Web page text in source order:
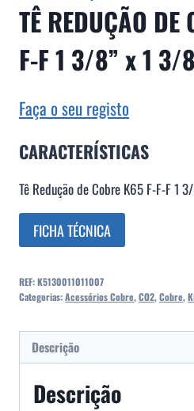
TÊ REDUÇÃO
F-F 1 3/8” x 1 3/
Faça o seu registo
CARACTERÍSTICAS
Tê Redução de Cobre K65 F-F-F 1
FICHA TÉCNICA
REF:K5130011011007
Categorias:Acessórios Cobre,CO2,Cobre,
Descrição
Descrição